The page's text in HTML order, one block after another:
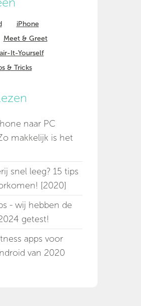
iPhone
Meet & Greet
It-Yourself
& Tricks
naar PC
makkelijk is het
snel leeg? 15 tips
[2020]
- wij hebben de
getest!
apps voor
van 2020